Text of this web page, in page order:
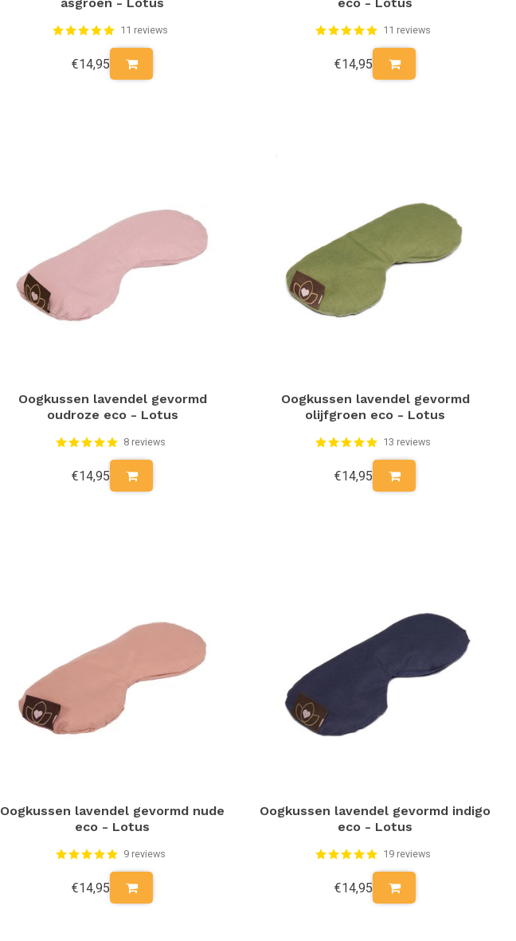
11 reviews
€14,95
11 reviews
€14,95
Oogkussen lavendel gevormd
oudroze eco - Lotus
8 reviews
€14,95
Oogkussen lavendel gevormd
olijfgroen eco - Lotus
13 reviews
€14,95
Oogkussen lavendel gevormd nude
eco - Lotus
9 reviews
€14,95
Oogkussen lavendel gevormd indigo
eco - Lotus
19 reviews
€14,95